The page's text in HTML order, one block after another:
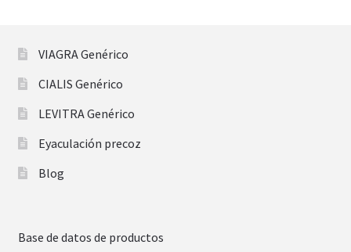
VIAGRA Genérico
CIALIS Genérico
LEVITRA Genérico
Eyaculación precoz
Blog
Base de datos de productos